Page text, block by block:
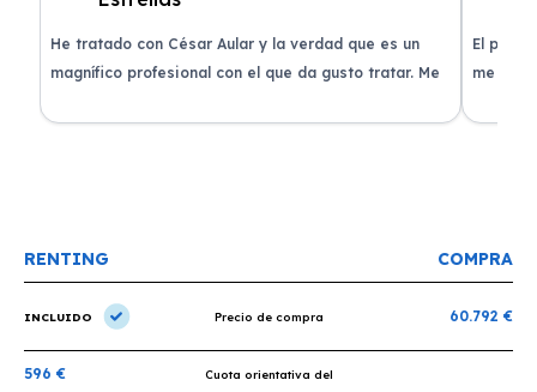
He tratado con César Aular y la verdad que es un
magnífico profesional con el que da gusto tratar. Me
recomiendo un montón, muchas gracias!
El
me
plazo
RENTING COMPRA
INCLUIDO Precio de compra 60.792 €
596 €
Cuota orientativa del